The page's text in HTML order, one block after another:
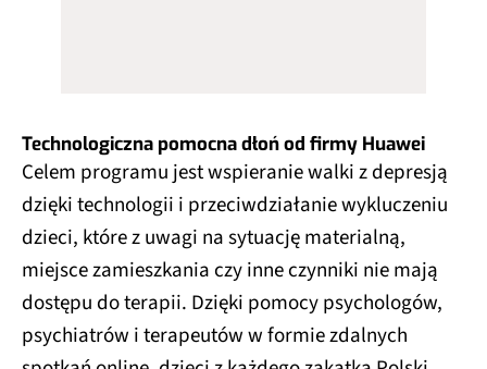
Technologiczna pomocna dłoń od firmy Huawei
Celem programu jest wspieranie walki z depresją
dzięki technologii i przeciwdziałanie wykluczeniu
dzieci, które z uwagi na sytuację materialną,
miejsce zamieszkania czy inne czynniki nie mają
dostępu do terapii. Dzięki pomocy psychologów,
psychiatrów i terapeutów w formie zdalnych